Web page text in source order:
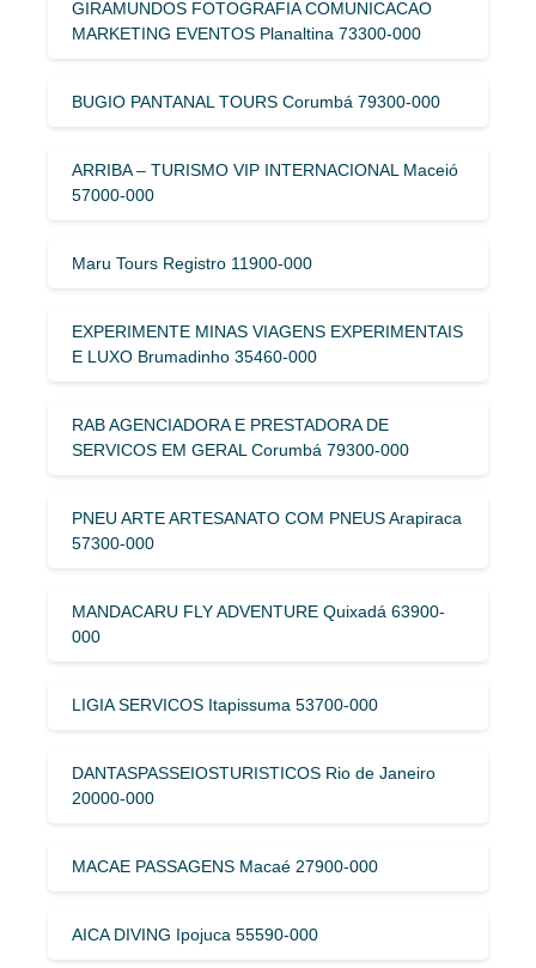
GIRAMUNDOS FOTOGRAFIA COMUNICACAO
MARKETING EVENTOS Planaltina 73300-000
BUGIO PANTANAL TOURS Corumbá 79300-000
ARRIBA – TURISMO VIP INTERNACIONAL Maceió
57000-000
Maru Tours Registro 11900-000
EXPERIMENTE MINAS VIAGENS EXPERIMENTAIS
E LUXO Brumadinho 35460-000
RAB AGENCIADORA E PRESTADORA DE
SERVICOS EM GERAL Corumbá 79300-000
PNEU ARTE ARTESANATO COM PNEUS Arapiraca
57300-000
MANDACARU FLY ADVENTURE Quixadá 63900-
000
LIGIA SERVICOS Itapissuma 53700-000
DANTASPASSEIOSTURISTICOS Rio de Janeiro
20000-000
MACAE PASSAGENS Macaé 27900-000
AICA DIVING Ipojuca 55590-000